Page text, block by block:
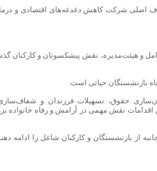
هدف اصلی شرکت کاهش دغدغه‌های اقتصادی و
و هیئت‌مدیره، نقش پیشکسوتان و کارکنان
بازنشستگان حیاتی است.
حقوق، تسهیلات فرزندان و
نقش مهمی در آرامش و رفاه خانواده
از بازنشستگان و کارکنان شاغل را ادامه